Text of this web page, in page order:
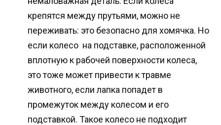
крепятся между прутьями, можно не
переживать: это безопасно для хомячка. Но
если колесо на подставке, расположенной
вплотную к рабочей поверхности колеса,
это тоже может привести к травме
животного, если лапка попадет в
промежуток между колесом и его
подставкой. Такое колесо не подходит